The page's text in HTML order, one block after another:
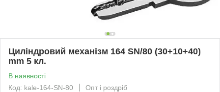
Циліндровий механізм 164 SN/80 (30+10+40)
mm 5 кл.
В наявності
Код: kale-164-SN-80
Опт і роздріб